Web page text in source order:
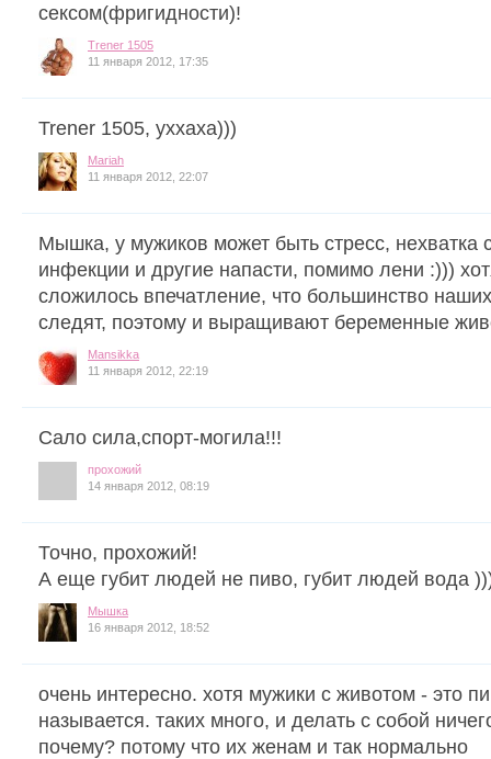
сексом(фригидности)!
Trener 1505
11 января 2012, 17:35
Trener 1505, уххаха)))
Mariah
11 января 2012, 22:07
Мышка, у мужиков может быть стресс, нехватка
инфекции и другие напасти, помимо лени :)))
сложилось впечатление, что большинство
следят, поэтому и выращивают беременные
Mansikka
11 января 2012, 22:19
Сало сила,спорт-могила!!!
прохожий
14 января 2012, 08:19
Точно, прохожий!
А еще губит людей не пиво, губит людей вода
Мышка
16 января 2012, 18:52
очень интересно. хотя мужики с животом - это
называется. таких много, и делать с собой
почему? потому что их женам и так нормально